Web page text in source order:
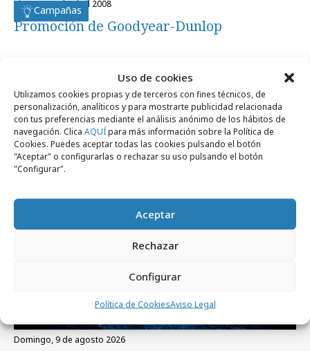
Uso de cookies
Utilizamos cookies propias y de terceros con fines técnicos, de
personalización, analíticos y para mostrarte publicidad relacionada
con tus preferencias mediante el análisis anónimo de los hábitos de
navegación. Clica AQUÍpara más información sobre la Política de
Cookies. Puedes aceptar todas las cookies pulsando el botón
"Aceptar" o configurarlas o rechazar su uso pulsando el botón
"Configurar".
Aceptar
Rechazar
Configurar
Política de CookiesAviso Legal
Campañas
viernes, 25 de abril 2008
Promoción de Goodyear-Dunlop
Artículos recientes
Campañas
domingo, 9 de agosto 2026